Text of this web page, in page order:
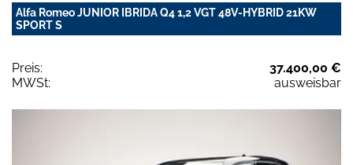
Alfa Romeo JUNIOR IBRIDA Q4 1,2 VGT 48V-HYBRID 21KW
SPORT S
Preis:
37.400,00 €
MWSt:
ausweisbar